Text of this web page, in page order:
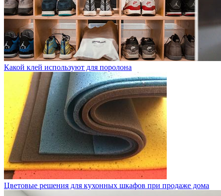
Какой клей используют для поролона
Цветовые решения для кухонных шкафов при продаже дома